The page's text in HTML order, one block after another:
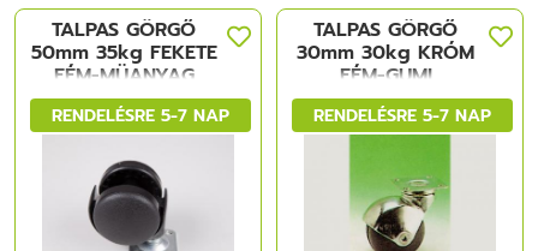
RENDELÉSRE 5-7 NAP
TALPAS GÖRGŐ
50mm 35kg FEKETE
FÉM-MÜANYAG
RENDELÉSRE 5-7 NAP
TALPAS GÖRGŐ
30mm 30kg KRÓM
FÉM-GUMI